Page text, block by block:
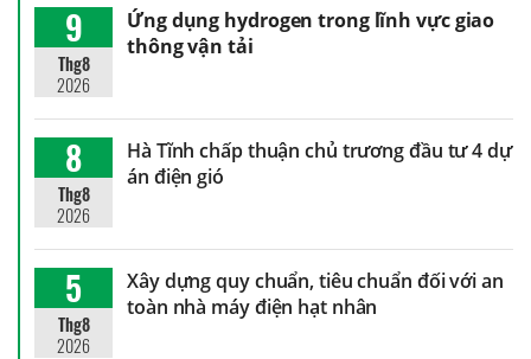
9
Thg8
2026
Ứng dụng hydrogen trong lĩnh vực giao
thông vận tải
8
Thg8
2026
Hà Tĩnh chấp thuận chủ trương đầu tư 4 dự
án điện gió
5
Thg8
2026
Xây dựng quy chuẩn, tiêu chuẩn đối với an
toàn nhà máy điện hạt nhân